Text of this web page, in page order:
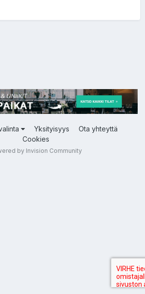
Yksityisyys
Ota yhteyttä
Cookies
by Invision Community